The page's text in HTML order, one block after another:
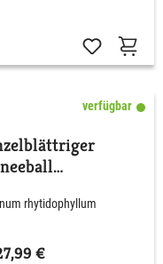
verfügbar
rhytidophyllum
€